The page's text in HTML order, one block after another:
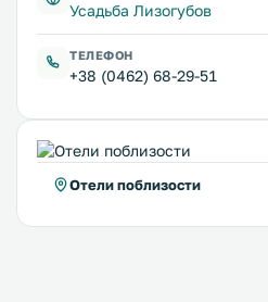
Усадьба Лизогубов
ТЕЛЕФОН
+38 (0462) 68-29-51
Отели поблизости